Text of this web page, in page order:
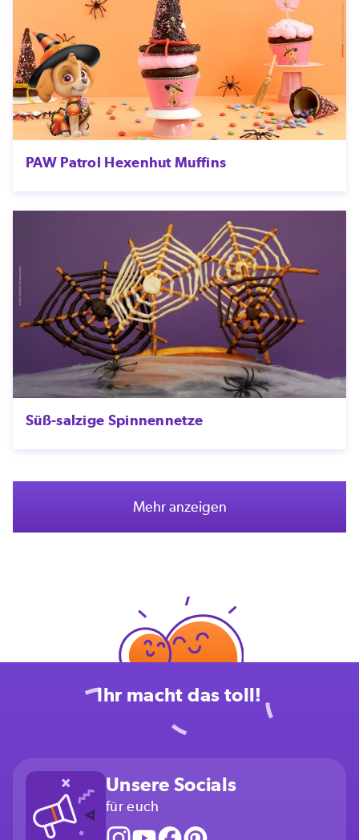
PAW Patrol Hexenhut Muffins
Süß-salzige Spinnennetze
Mehr anzeigen
Ihr macht das toll!
Unsere Socials
für euch